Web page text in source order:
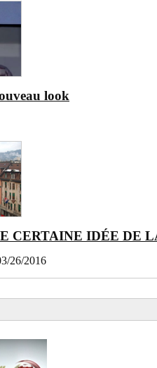
look
CERTAINE IDÉE DE
26/2016